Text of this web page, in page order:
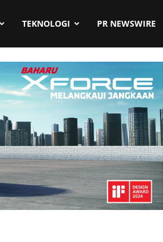
TEKNOLOGI PR NEWSWIRE